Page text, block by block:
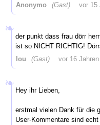
Anonymo
(Gast) vor 15
der punkt dass frau dörr
ist so NICHT RICHTIG!
lou
(Gast) vor 16 Jahren
Hey ihr Lieben,
erstmal vielen Dank für die
User-Kommentare sind